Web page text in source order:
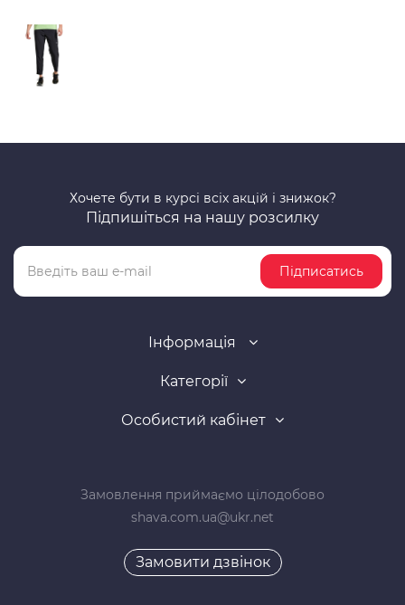
Хочете бути в курсі всіх акцій і знижок?
Підпишіться на нашу розсилку
Підписатись
Інформація
Категорії
Особистий кабінет
Замовлення приймаємо цілодобово
shava.com.ua@ukr.net
Замовити дзвінок